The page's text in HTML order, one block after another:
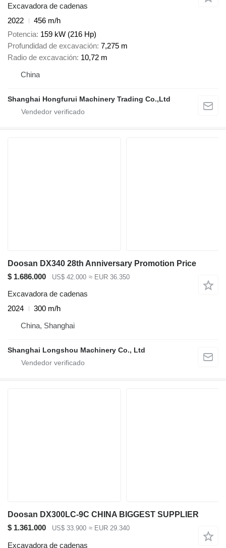
Excavadora de cadenas
2022
456 m/h
Potencia 159 kW (216 Hp)
Profundidad de excavación 7,275 m
Radio de excavación 10,72 m
China
Shanghai Hongfurui Machinery Trading Co.,Ltd
Doosan DX340 28th Anniversary Promotion Price
$ 1.686.000
US$ 42.000 ≈ EUR 36.350
Excavadora de cadenas
2024
300 m/h
China, Shanghai
Shanghai Longshou Machinery Co., Ltd
Doosan DX300LC-9C CHINA BIGGEST SUPPLIER
$ 1.361.000
US$ 33.900 ≈ EUR 29.340
Excavadora de cadenas